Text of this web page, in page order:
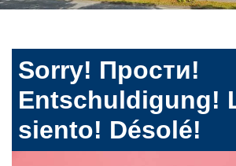
Sorry! Прости!
Entschuldigung!
siento! Désolé!